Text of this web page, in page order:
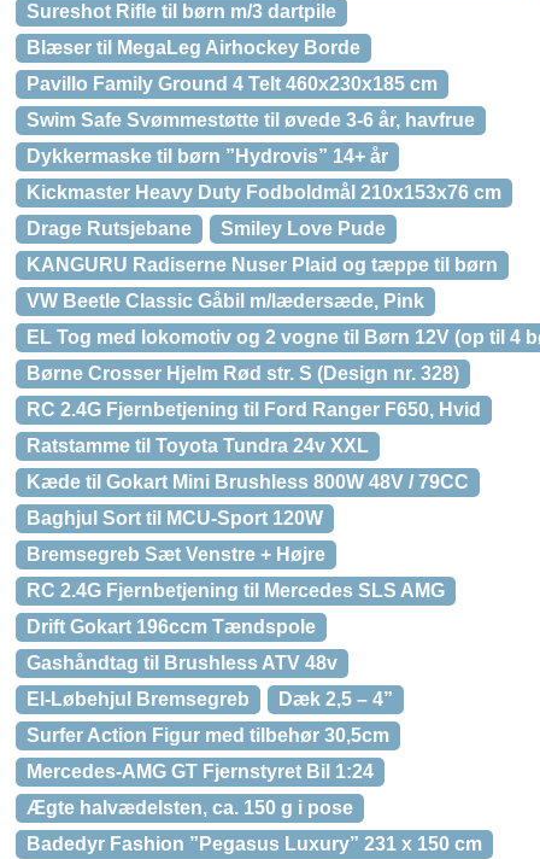
Sureshot Rifle til børn m/3 dartpile
Blæser til MegaLeg Airhockey Borde
Pavillo Family Ground 4 Telt 460x230x185 cm
Swim Safe Svømmestøtte til øvede 3-6 år, havfrue
Dykkermaske til børn ”Hydrovis” 14+ år
Kickmaster Heavy Duty Fodboldmål 210x153x76 cm
Drage Rutsjebane
Smiley Love Pude
KANGURU Radiserne Nuser Plaid og tæppe til børn
VW Beetle Classic Gåbil m/lædersæde, Pink
EL Tog med lokomotiv og 2 vogne til Børn 12V (op til 4
Børne Crosser Hjelm Rød str. S (Design nr. 328)
RC 2.4G Fjernbetjening til Ford Ranger F650, Hvid
Ratstamme til Toyota Tundra 24v XXL
Kæde til Gokart Mini Brushless 800W 48V / 79CC
Baghjul Sort til MCU-Sport 120W
Bremsegreb Sæt Venstre + Højre
RC 2.4G Fjernbetjening til Mercedes SLS AMG
Drift Gokart 196ccm Tændspole
Gashåndtag til Brushless ATV 48v
El-Løbehjul Bremsegreb
Dæk 2,5 – 4”
Surfer Action Figur med tilbehør 30,5cm
Mercedes-AMG GT Fjernstyret Bil 1:24
Ægte halvædelsten, ca. 150 g i pose
Badedyr Fashion ”Pegasus Luxury” 231 x 150 cm